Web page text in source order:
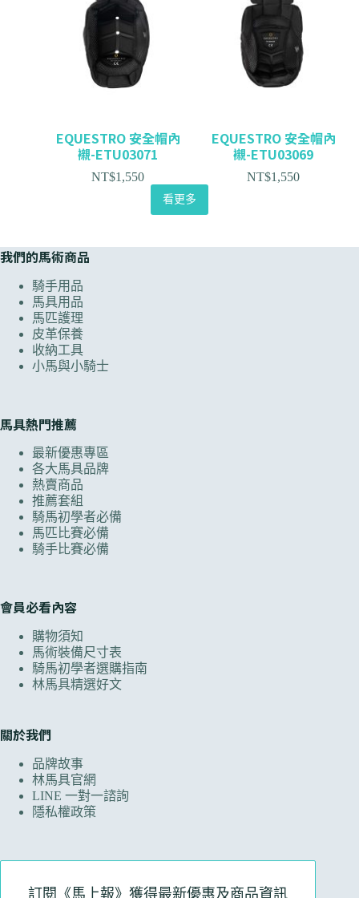
EQUESTRO 安全帽內
襯-ETU03071
NT$1,550
EQUESTRO 安全帽內
襯-ETU03069
NT$1,550
看更多
我們的馬術商品
騎手用品
馬具用品
馬匹護理
皮革保養
收納工具
小馬與小騎士
馬具熱門推薦
最新優惠專區
各大馬具品牌
熱賣商品
推薦套組
騎馬初學者必備
馬匹比賽必備
騎手比賽必備
會員必看內容
購物須知
馬術裝備尺寸表
騎馬初學者選購指南
林馬具精選好文
關於我們
品牌故事
林馬具官網
LINE 一對一諮詢
隱私權政策
訂閱《馬上報》獲得最新優惠及商品資訊